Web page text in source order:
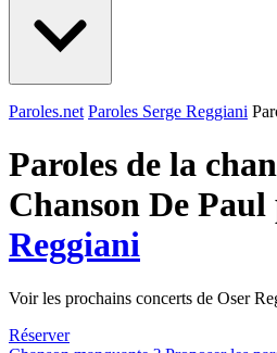
Paroles.net Paroles Serge Reggiani
Paroles de la
Chanson De
Reggiani
Voir les prochains concerts de Oser
Réserver